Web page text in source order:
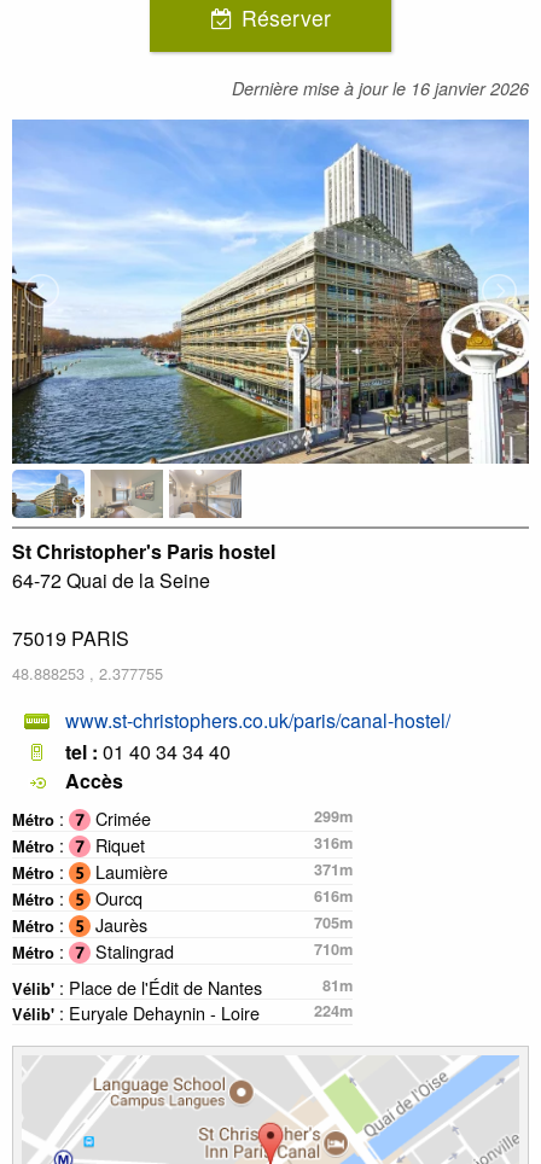
Réserver
Dernière mise à jour le 16 janvier 2026
St Christopher's Paris hostel
64-72 Quai de la Seine
75019 PARIS
48.888253 , 2.377755
www.st-christophers.co.uk/paris/canal-hostel/
tel : 01 40 34 34 40
Accès
Métro : Crimée
299m
Métro : Riquet
316m
Métro : Laumière
371m
Métro : Ourcq
616m
Métro : Jaurès
705m
Métro : Stalingrad
710m
Vélib' : Place de l'Édit de Nantes
81m
Vélib' : Euryale Dehaynin - Loire 224m